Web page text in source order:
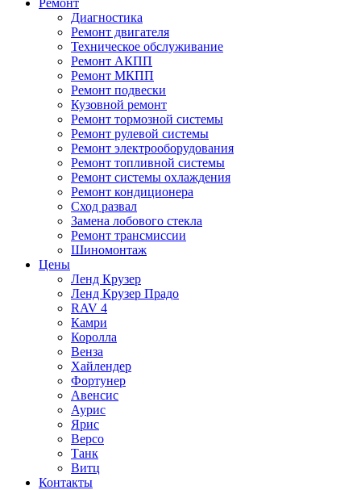
Ремонт
Диагностика
Ремонт двигателя
Техническое обслуживание
Ремонт АКПП
Ремонт МКПП
Ремонт подвески
Кузовной ремонт
Ремонт тормозной системы
Ремонт рулевой системы
Ремонт электрооборудования
Ремонт топливной системы
Ремонт системы охлаждения
Ремонт кондиционера
Сход развал
Замена лобового стекла
Ремонт трансмиссии
Шиномонтаж
Цены
Ленд Крузер
Ленд Крузер Прадо
RAV 4
Камри
Королла
Венза
Хайлендер
Фортунер
Авенсис
Аурис
Ярис
Версо
Танк
Витц
Контакты